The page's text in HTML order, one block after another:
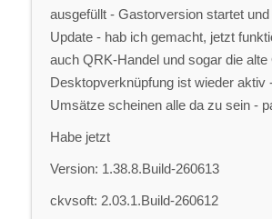
ausgefüllt - Gastorversion startet und
Update - hab ich gemacht, jetzt
auch QRK-Handel und sogar die alte
Desktopverknüpfung ist wieder aktiv
Umsätze scheinen alle da zu sein -
Habe jetzt
Version: 1.38.8.Build-260613
ckvsoft: 2.03.1.Build-260612